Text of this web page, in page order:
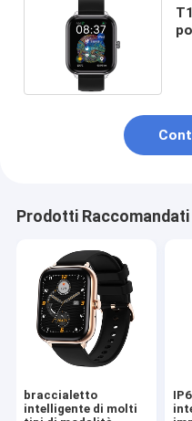
Prodotti Raccomandati
braccialetto
intelligente di molti